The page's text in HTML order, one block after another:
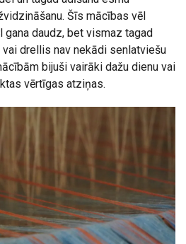
Šīs mācības vēl
daudz, bet vismaz tagad
drellis nav nekādi senlatviešu
bijuši vairāki dažu dienu vai
vērtīgas atziņas.